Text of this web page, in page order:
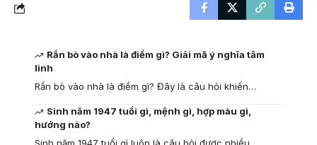
Rắn bò vào nhà là điềm gì? Giải mã ý nghĩa tâm
linh
Rắn bò vào nhà là điềm gì? Đây là câu hỏi khiến…
Sinh năm 1947 tuổi gì, mệnh gì, hợp màu gì,
hướng nào?